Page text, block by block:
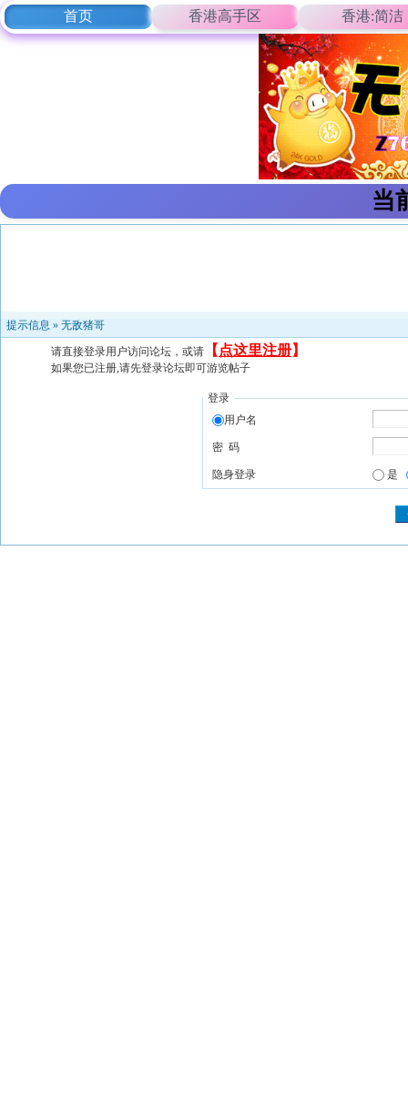
首页 香港高手区 香港:简洁
当
提示信息 » 无敌猪哥
请直接登录用户访问论坛，或请 【 点这里注册】
如果您已注册,请先登录论坛即可游览帖子
登录
用户名
密 码
隐身登录 是